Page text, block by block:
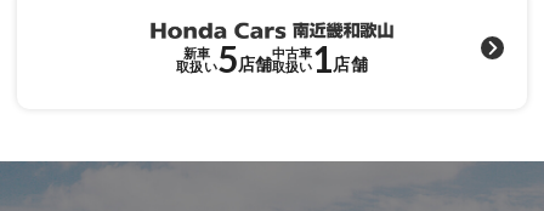
新車
取扱い5店舗
中古車
取扱い1店舗